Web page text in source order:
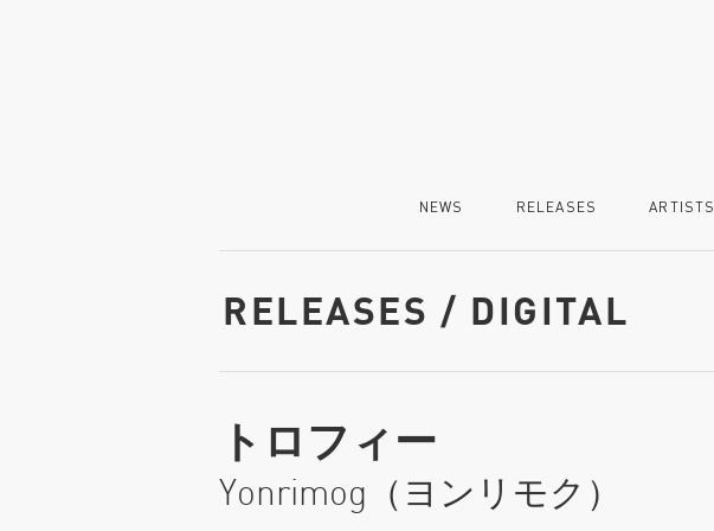
NEWS RELEASES ARTISTS
RELEASES / DIGITAL
トロフィー
Yonrimog（ヨンリモク）